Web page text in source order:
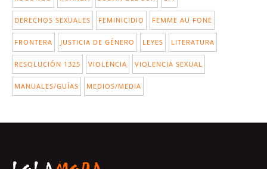
DERECHOS SEXUALES FEMINICIDIO FEMME AU FONE
FRONTERA JUSTICIA DE GÉNERO LEYES LITERATURA
RESOLUCIÓN 1325 VIOLENCIA VIOLENCIA SEXUAL
MANUALES/GUÍAS MEDIOS/MEDIA